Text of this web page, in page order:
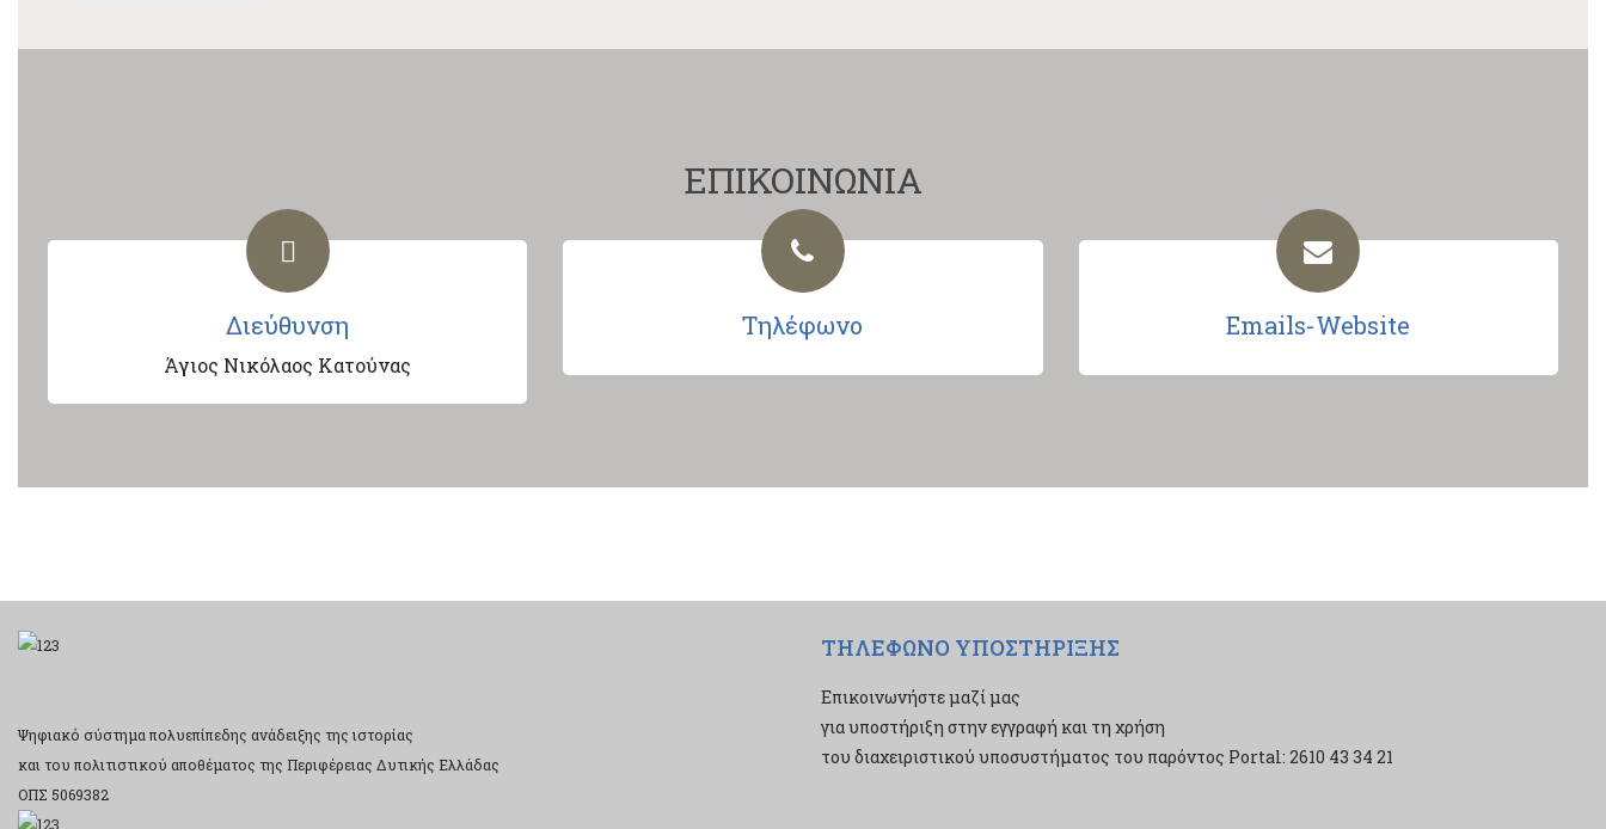
ΕΠΙΚΟΙΝΩΝΙΑ
Διεύθυνση
Άγιος Νικόλαος Κατούνας
Τηλέφωνο Emails-Website
Ψηφιακό σύστημα πολυεπίπεδης ανάδειξης της ιστορίας
και του πολιτιστικού αποθέματος της Περιφέρειας Δυτικής Ελλάδας
ΟΠΣ 5069382
ΤΗΛΕΦΩΝΟ ΥΠΟΣΤΗΡΙΞΗΣ
Επικοινωνήστε μαζί μας
για υποστήριξη στην εγγραφή και τη χρήση
του διαχειριστικού υποσυστήματος του παρόντος Portal: 2610 43 34 21